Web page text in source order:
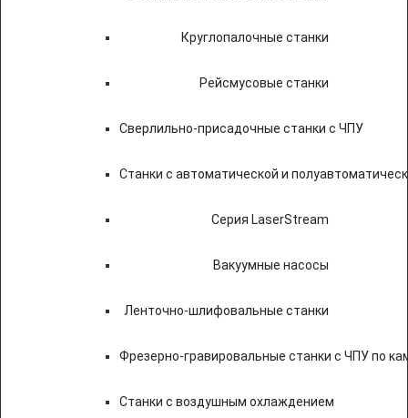
Круглопалочные станки
Рейсмусовые станки
Сверлильно-присадочные станки с ЧПУ
Станки с автоматической и
Серия LaserStream
Вакуумные насосы
Ленточно-шлифовальные станки
Фрезерно-гравировальные станки с ЧПУ по
Станки с воздушным охлаждением